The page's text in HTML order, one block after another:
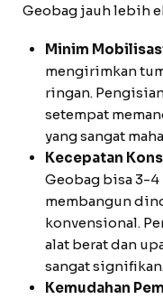
Geobag jauh lebih
Minim
mengirimkan
ringan.
setempat
yang sangat
Kecepatan
Geobag bisa 3-
membangun
konvensional.
alat berat dan
sangat signifikan.
Kemudahan